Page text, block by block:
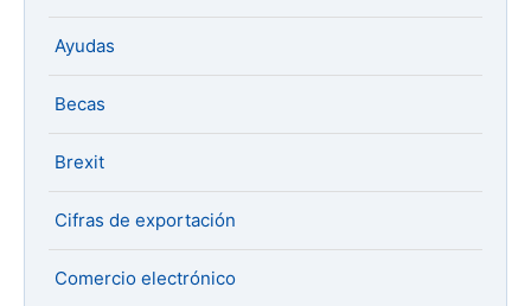
Ayudas
Becas
Brexit
Cifras de exportación
Comercio electrónico